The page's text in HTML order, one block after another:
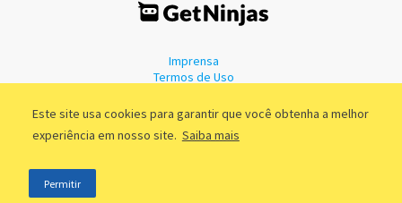
Este site usa cookies para garantir que você obtenha a melhor
experiência em nosso site. Saiba mais
Permitir
Imprensa
Termos de Uso
©2011 - 2026, GetNinjas LTDA. CNPJ 55.744.877/0001-89 - Rua Dr.
Fernandes Coelho, 85 - 3º andar - São Paulo/SP - Brasil